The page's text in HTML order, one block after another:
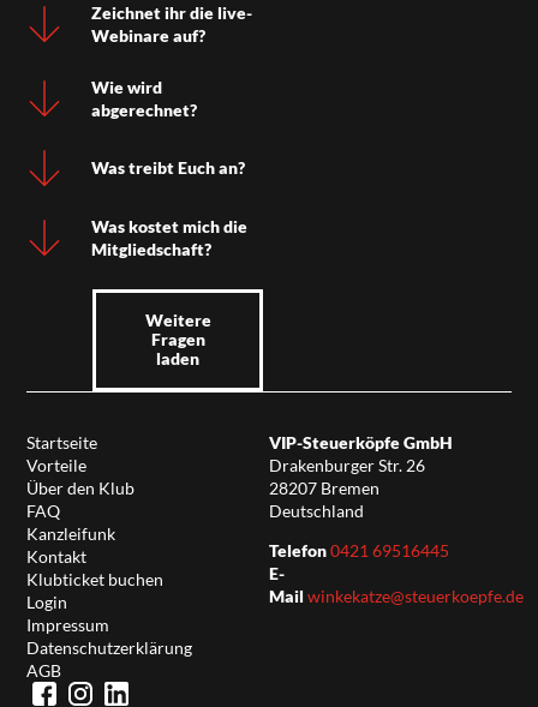
Zeichnet ihr die live-
Webinare auf?
Wie wird
abgerechnet?
Was treibt Euch an?
Was kostet mich die
Mitgliedschaft?
Weitere
Fragen
laden
Startseite
Vorteile
Über den Klub
FAQ
Kanzleifunk
Kontakt
Klubticket buchen
Login
Impressum
Datenschutzerklärung
AGB
VIP-Steuerköpfe GmbH
Drakenburger Str. 26
28207 Bremen
Deutschland
Telefon0421 69516445
E-
Mail winkekatze@steuerkoepfe.de